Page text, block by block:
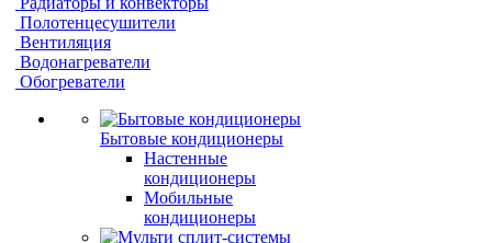
Полотенцесушители
Вентиляция
Водонагреватели
Обогреватели
Бытовые кондиционеры
Настенные
кондиционеры
Мобильные
кондиционеры